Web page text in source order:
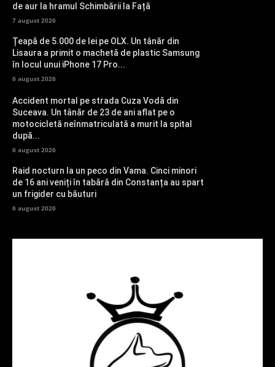
de aur la hramul Schimbării la Față
7 august 2026
Țeapă de 5.000 de lei pe OLX. Un tânăr din
Lisaura a primit o machetă de plastic Samsung
în locul unui iPhone 17 Pro...
6 august 2026
Accident mortal pe strada Cuza Vodă din
Suceava. Un tânăr de 23 de ani aflat pe o
motocicletă neînmatriculată a murit la spital
după...
6 august 2026
Raid nocturn la un peco din Vama. Cinci minori
de 16 ani veniți în tabără din Constanța au spart
un frigider cu băuturi
6 august 2026